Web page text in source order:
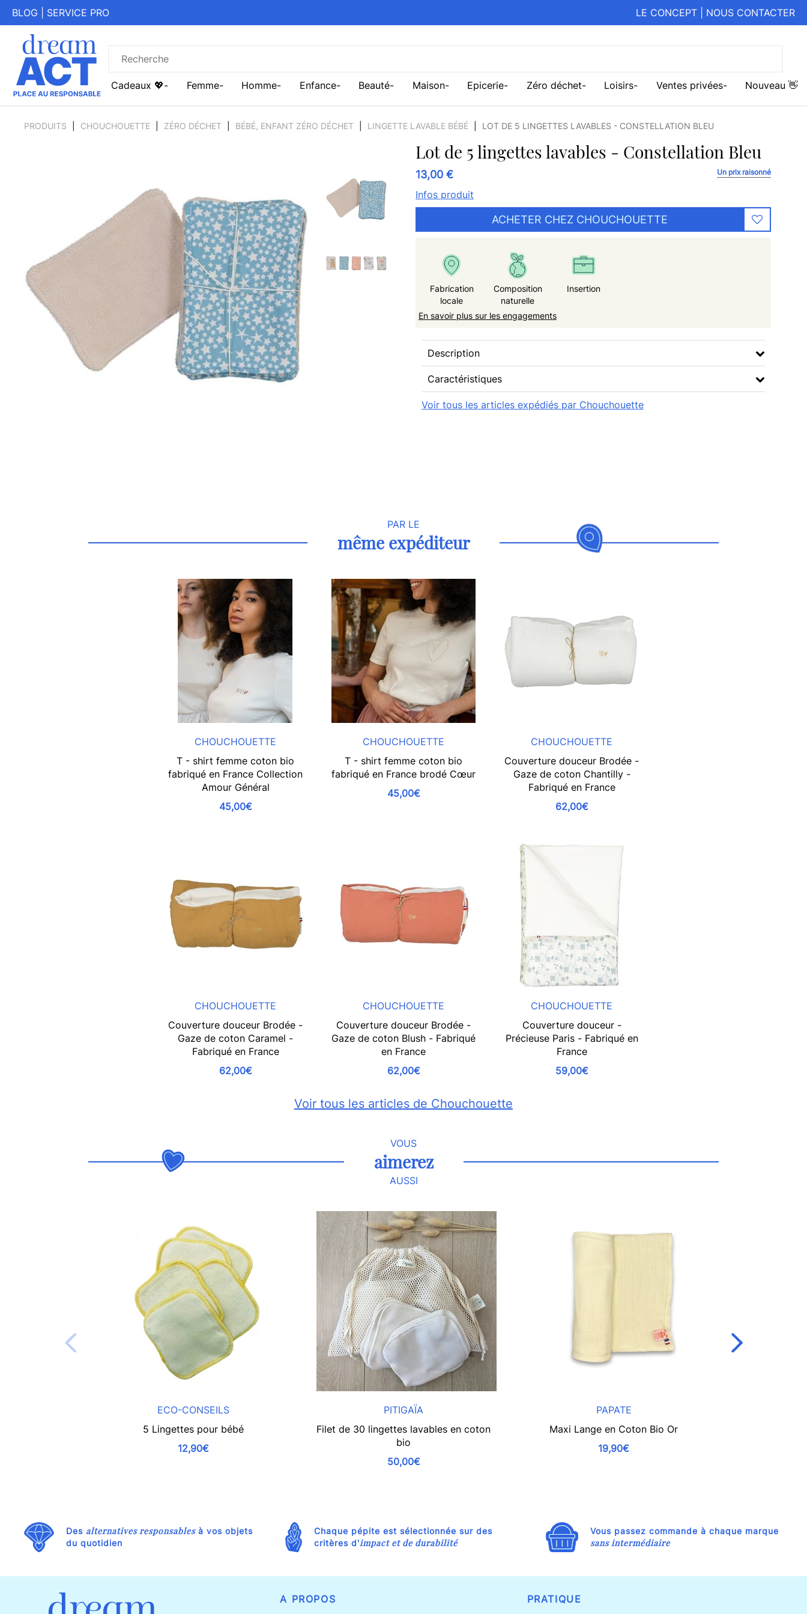
BLOG SERVICE PRO LE CONCEPT NOUS CONTACTER
Cadeaux 💖 Femme Homme Enfance Beauté Maison Epicerie Zéro déchet Loisirs Ventes privées Nouveau 👋
PRODUITS CHOUCHOUETTE ZÉRO DÉCHET BÉBÉ, ENFANT ZÉRO DÉCHET LINGETTE LAVABLE BÉBÉ LOT DE 5 LINGETTES LAVABLES - CONSTELLATION BLEU
Lot de 5 lingettes lavables - Constellation Bleu
13,00 € Un prix raisonné
Infos produit
ACHETER CHEZ CHOUCHOUETTE
Fabrication
locale
Composition
naturelle
Insertion
En savoir plus sur les engagements
Description
Caractéristiques
Voir tous les articles expédiés par Chouchouette
PAR LE
même expéditeur
CHOUCHOUETTE
T - shirt femme coton bio
fabriqué en France Collection
Amour Général
45,00€
CHOUCHOUETTE
T - shirt femme coton bio
fabriqué en France brodé Cœur
45,00€
CHOUCHOUETTE
Couverture douceur Brodée -
Gaze de coton Chantilly -
Fabriqué en France
62,00€
CHOUCHOUETTE
Couverture douceur Brodée -
Gaze de coton Caramel -
Fabriqué en France
62,00€
CHOUCHOUETTE
Couverture douceur Brodée -
Gaze de coton Blush - Fabriqué
en France
62,00€
CHOUCHOUETTE
Couverture douceur -
Précieuse Paris - Fabriqué en
France
59,00€
Voir tous les articles de Chouchouette
VOUS
aimerez
AUSSI
ECO-CONSEILS
5 Lingettes pour bébé
12,90€
PITIGAÏA
Filet de 30 lingettes lavables en coton
bio
50,00€
PAPATE
Maxi Lange en Coton Bio Or
19,90€
Des alternatives responsablesà vos objets
du quotidien
Chaque pépite est sélectionnée sur des
critères d'impact et de durabilité
Vous passez commande à chaque marque
sans intermédiaire
A PROPOS
PRATIQUE